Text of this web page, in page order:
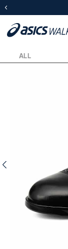
スク
スク
ALL